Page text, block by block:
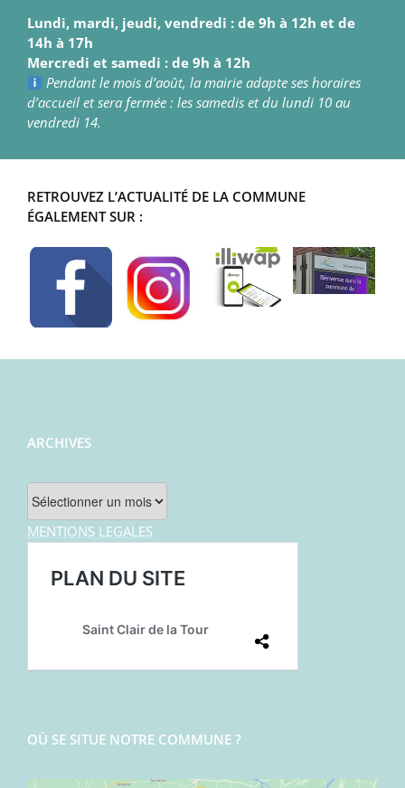
Lundi, mardi, jeudi, vendredi : de 9h à 12h et de
14h à 17h
Mercredi et samedi : de 9h à 12h
Pendant le mois d’août, la mairie adapte ses horaires
d’accueil et sera fermée : les samedis et du lundi 10 au
vendredi 14.
RETROUVEZ L’ACTUALITÉ DE LA COMMUNE
ÉGALEMENT SUR :
ARCHIVES
Archives
MENTIONS LEGALES
OÙ SE SITUE NOTRE COMMUNE ?